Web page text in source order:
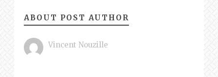
ABOUT POST AUTHOR
Vincent Nouzille